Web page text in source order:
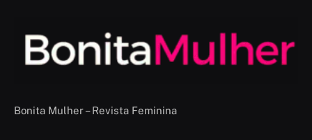
Bonita Mulher – Revista Feminina